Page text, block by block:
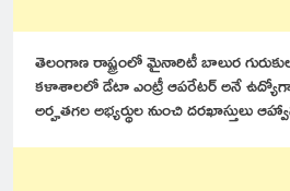
తెలంగాణ రాష్ట్రంలో మైనారిటీ బాలుర
కళాశాలలో డేటా ఎంట్రీ ఆపరేటర్ అనే
అర్హతగల అభ్యర్థుల నుంచి దరఖాస్తులు